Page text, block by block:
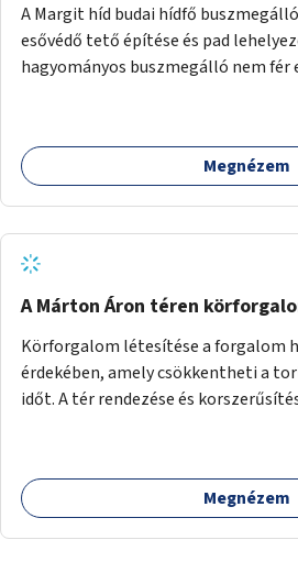
A Margit híd budai hídfő
esővédő tető építése és pad
hagyományos buszmegálló nem fér
Megnézem
A Márton Áron téren
Körforgalom létesítése a forgalom
érdekében, amely csökkentheti a
időt. A tér rendezése és
időznek.
Megnézem